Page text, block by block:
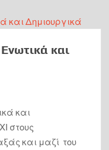
και
και
και μαζί του